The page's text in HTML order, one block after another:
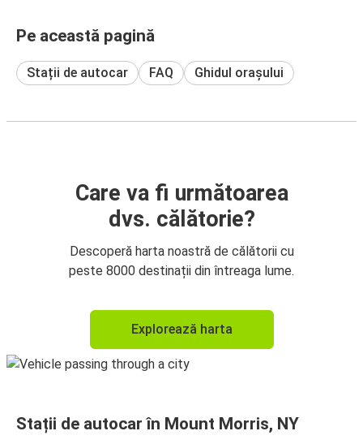
Pe această pagină
Stații de autocar FAQ Ghidul orașului
Care va fi următoarea
dvs. călătorie?
Descoperă harta noastră de călătorii cu
peste 8000 destinații din întreaga lume.
Explorează harta
Stații de autocar în Mount Morris, NY